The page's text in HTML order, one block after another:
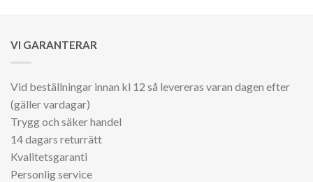
VI GARANTERAR
Vid beställningar innan kl 12 så levereras varan dagen efter
(gäller vardagar)
Trygg och säker handel
14 dagars returrätt
Kvalitetsgaranti
Personlig service